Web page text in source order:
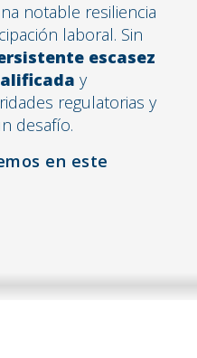
notable resiliencia
laboral. Sin
escasez
y
regulatorias y
desafío.
en este